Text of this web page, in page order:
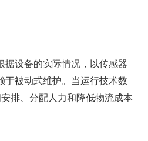
据设备的实际情况，以传感器
于被动式维护。当运行技术数
排、分配人力和降低物流成本